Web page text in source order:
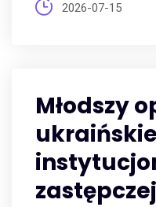
2026-07-15
Młodszy